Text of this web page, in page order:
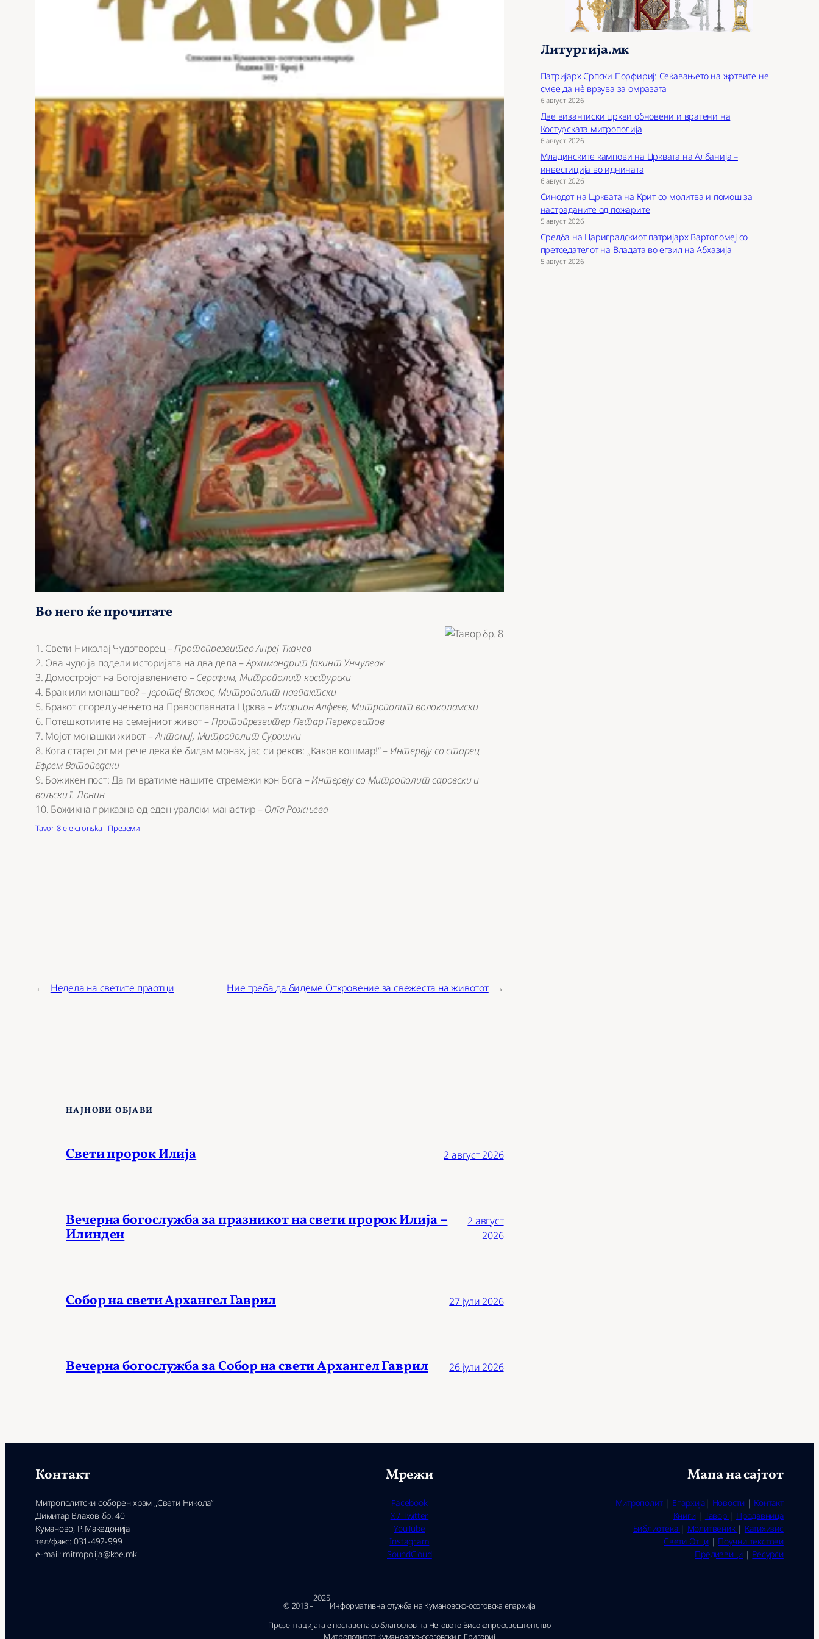
Во него ќе прочитате
1. Свети Николај Чудотворец –Протопрезвитер Анреј Ткачев
2. Ова чудо ја подели историјата на два дела –Архимандрит Јакинт Унчулеак
3. Домостројот на Богојавлението –Серафим, Митрополит костурски
4. Брак или монаштво? – Јеротеј Влахос, Митрополит навпактски
5. Бракот според учењето на Православната Црква –Иларион Алфеев, Митрополит волоколамски
6. Потешкотиите на семејниот живот –Протопрезвитер Петар Перекрестов
7. Мојот монашки живот –Антониј, Митрополит Сурошки
8. Кога старецот ми рече дека ќе бидам монах, јас си реков: „Каков кошмар!“ –Интервју со старец
Ефрем Ватопедски
9. Божикен пост: Да ги вратиме нашите стремежи кон Бога –Интервју со Митрополит саровски и
вољски г. Лонин
10. Божикна приказна од еден уралски манастир –Олга Рожњева
Tavor-8-elektronska Преземи
← Недела на светите праотци Ние треба да бидеме Откровение за свежеста на животот →
НАЈНОВИ ОБЈАВИ
Свети пророк Илија 2 август 2026
Вечерна богослужба за празникот на свети пророк Илија –
Илинден
2 август
2026
Собор на свети Архангел Гаврил 27 јули 2026
Вечерна богослужба за Собор на свети Архангел Гаврил 26 јули 2026
Литургија.мк
Патријарх Српски Порфириј: Сеќавањето на жртвите не
смее да нѐ врзува за омразата
6 август 2026
Две византиски цркви обновени и вратени на
Костурската митрополија
6 август 2026
Младинските кампови на Црквата на Албанија –
инвестиција во иднината
6 август 2026
Синодот на Црквата на Крит со молитва и помош за
настраданите од пожарите
5 август 2026
Средба на Цариградскиот патријарх Вартоломеј со
претседателот на Владата во егзил на Абхазија
5 август 2026
Контакт
Митрополитски соборен храм „Свети Никола“
Димитар Влахов бр. 40
Куманово, Р. Македонија
тел/факс: 031-492-999
e-mail: mitropolija@koe.mk
Мрежи
Facebook
X / Twitter
YouTube
Instagram
SoundCloud
Мапа на сајтот
Митрополит | Епархија| Новости | Контакт
Книги| Тавор | Продавница
Библиотека | Молитвеник | Катихизис
Свети Отци| Поучни текстови
Предизвици | Ресурси
© 2013 –
2025
Ин­фор­ма­тив­на служ­ба на Ку­ма­нов­ско-осо­гов­ска епар­хи­ја
Презентацијата е поставена со благослов на Неговото Високопреосвештенство
Митрополитот Кумановско-осоговски г. Григориј